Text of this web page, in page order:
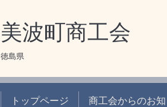
美波町商工会
徳島県
トップページ 商工会からのお